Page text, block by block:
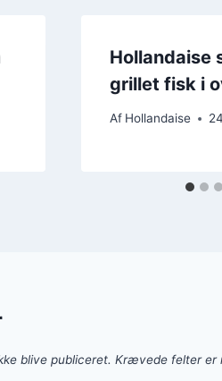
Hollandaise
grillet fisk i
Af Hollandaise
blive publiceret. Krævede felter er